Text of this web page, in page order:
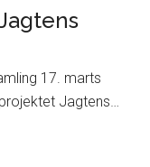
17. marts
Jagtens…